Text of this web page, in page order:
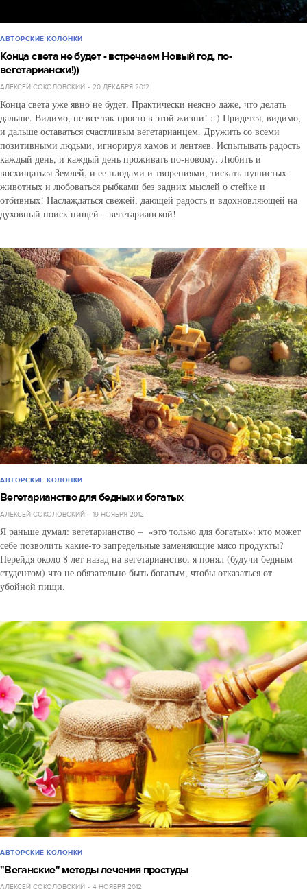
АВТОРСКИЕ КОЛОНКИ
Конца света не будет - встречаем Новый год, по-
вегетариански!))
АЛЕКСЕЙ СОКОЛОВСКИЙ 20 ДЕКАБРЯ 2012
Конца света уже явно не будет. Практически неясно даже, что делать
дальше. Видимо, не все так просто в этой жизни! :-) Придется, видимо,
и дальше оставаться счастливым вегетарианцем. Дружить со всеми
позитивными людьми, игнорируя хамов и лентяев. Испытывать радость
каждый день, и каждый день проживать по-новому. Любить и
восхищаться Землей, и ее плодами и творениями, тискать пушистых
животных и любоваться рыбками без задних мыслей о стейке и
отбивных! Наслаждаться свежей, дающей радость и вдохновляющей на
духовный поиск пищей – вегетарианской!
АВТОРСКИЕ КОЛОНКИ
Вегетарианство для бедных и богатых
АЛЕКСЕЙ СОКОЛОВСКИЙ 19 НОЯБРЯ 2012
Я раньше думал: вегетарианство – «это только для богатых»: кто может
себе позволить какие-то запредельные заменяющие мясо продукты?
Перейдя около 8 лет назад на вегетарианство, я понял (будучи бедным
студентом) что не обязательно быть богатым, чтобы отказаться от
убойной пищи.
АВТОРСКИЕ КОЛОНКИ
"Веганские" методы лечения простуды
АЛЕКСЕЙ СОКОЛОВСКИЙ 4 НОЯБРЯ 2012